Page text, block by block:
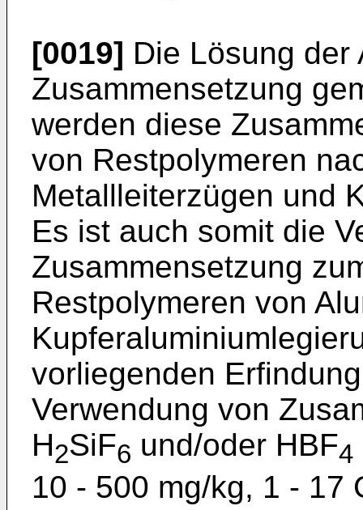
[0019] Die Lösung der
Zusammensetzung
werden diese
von Restpolymeren
Metallleiterzügen und
Es ist auch somit die
Zusammensetzung
Restpolymeren von
vorliegenden
Verwendung von
H2SiF6 und/oder HBF4
10 - 500 mg/kg, 1 - 17